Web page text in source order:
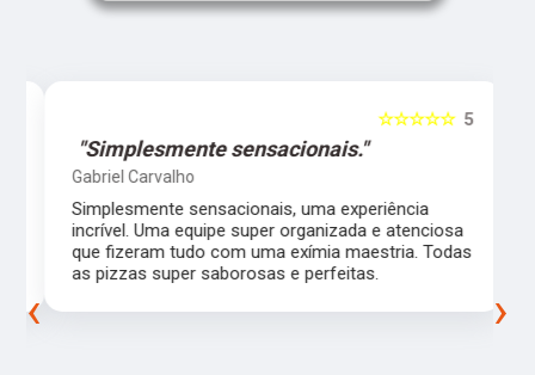
5
☆☆☆☆☆
"Simplesmente sensacionais."
Gabriel Carvalho
Simplesmente sensacionais, uma experiência
incrível. Uma equipe super organizada e atenciosa
que fizeram tudo com uma exímia maestria. Todas
as pizzas super saborosas e perfeitas.
‹ ›